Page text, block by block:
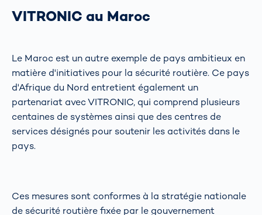
VITRONIC au Maroc
Le Maroc est un autre exemple de pays ambitieux en
matière d'initiatives pour la sécurité routière. Ce pays
d'Afrique du Nord entretient également un
partenariat avec VITRONIC, qui comprend plusieurs
centaines de systèmes ainsi que des centres de
services désignés pour soutenir les activités dans le
pays.
Ces mesures sont conformes à la stratégie nationale
de sécurité routière fixée par le gouvernement